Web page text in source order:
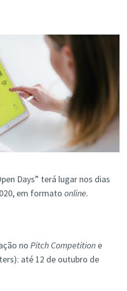
Days” terá lugar nos dias
em formato online.
no Pitch Competition e
até 12 de outubro de